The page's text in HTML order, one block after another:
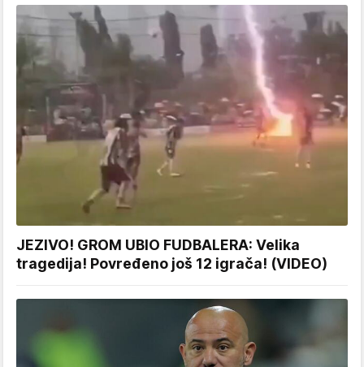
JEZIVO! GROM UBIO FUDBALERA: Velika
tragedija! Povređeno još 12 igrača! (VIDEO)